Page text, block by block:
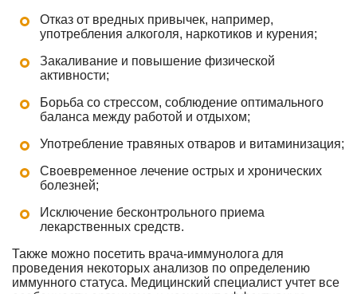
Отказ от вредных привычек, например,
употребления алкоголя, наркотиков и курения;
Закаливание и повышение физической
активности;
Борьба со стрессом, соблюдение оптимального
баланса между работой и отдыхом;
Употребление травяных отваров и витаминизация;
Своевременное лечение острых и хронических
болезней;
Исключение бесконтрольного приема
лекарственных средств.
Также можно посетить врача-иммунолога для
проведения некоторых анализов по определению
иммунного статуса. Медицинский специалист учтет все